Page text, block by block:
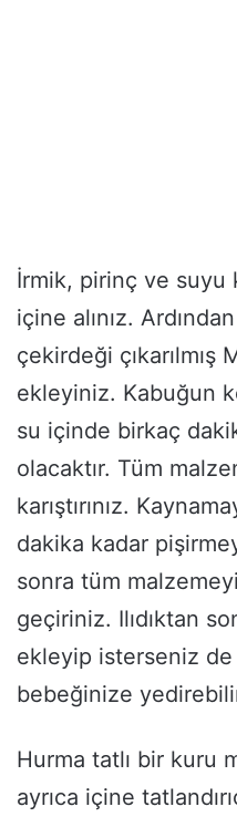
İrmik, pirinç ve suyu
içine alınız.
çekirdeği çıkarılmış
ekleyiniz. Kabuğun
su içinde birkaç
olacaktır. Tüm
karıştırınız.
dakika kadar
sonra tüm
geçiriniz. Ilıdıktan
ekleyip isterseniz
bebeğinize
Hurma tatlı bir kuru
ayrıca içine